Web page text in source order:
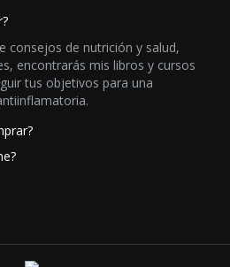
consejos de nutrición y salud,
encontrarás mis libros y cursos
tus objetivos para una